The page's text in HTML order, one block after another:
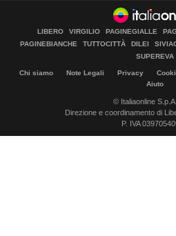
LIBERO VIRGILIO PAGINEGIALLE
PAGINEBIANCHE
TUTTOCITTÀ DILEI
SUPEREVA
Chi siamo Note Legali Privacy
Aiuto
© Italiaonline
Direzione e coordinamento di
P. IVA